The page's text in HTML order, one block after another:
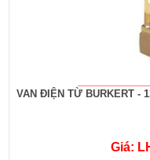
VAN ĐIỆN TỪ BURKERT -
Giá: